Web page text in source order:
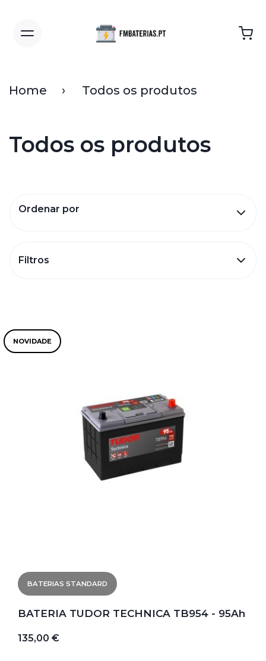
Home Todos os produtos
Todos os produtos
Filtros
Ordenar por
NOVIDADE
BATERIAS STANDARD
BATERIA TUDOR TECHNICA TB954 - 95Ah
135,00 €